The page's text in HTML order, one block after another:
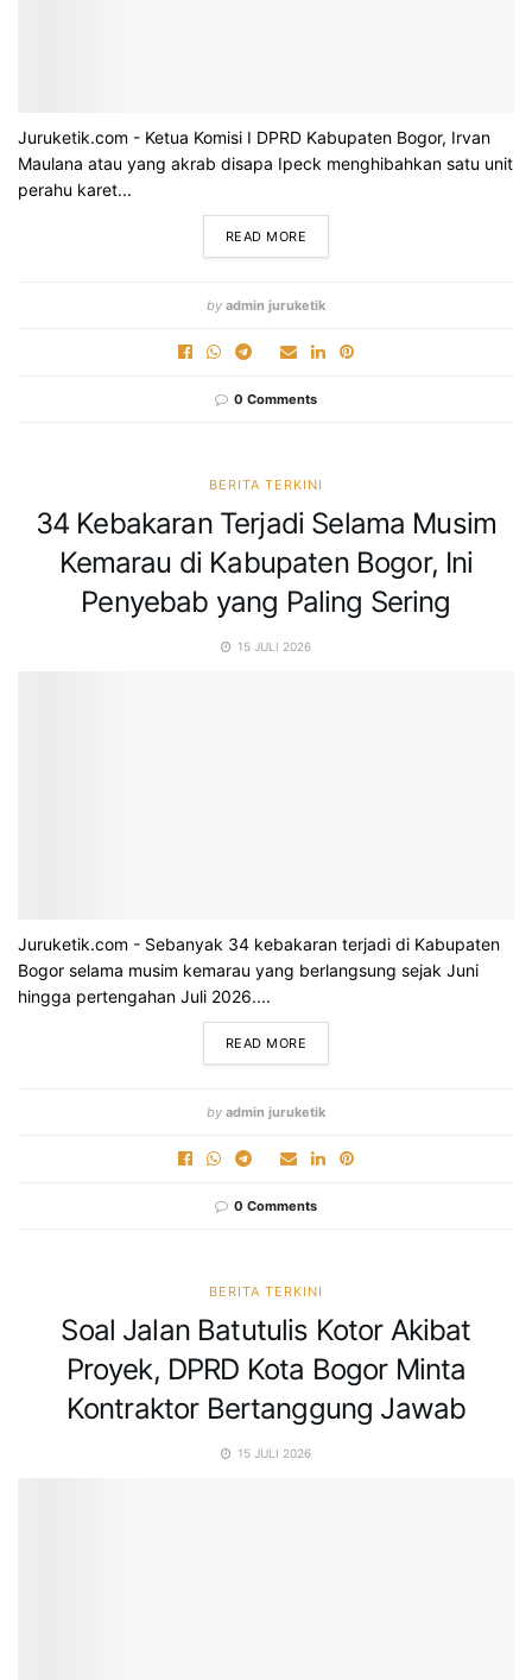
Juruketik.com - Ketua Komisi I DPRD Kabupaten Bogor, Irvan
Maulana atau yang akrab disapa Ipeck menghibahkan satu unit
perahu karet...
READ MORE
by admin juruketik
0 Comments
BERITA TERKINI
34 Kebakaran Terjadi Selama Musim
Kemarau di Kabupaten Bogor, Ini
Penyebab yang Paling Sering
15 JULI 2026
Juruketik.com - Sebanyak 34 kebakaran terjadi di Kabupaten
Bogor selama musim kemarau yang berlangsung sejak Juni
hingga pertengahan Juli 2026....
READ MORE
by admin juruketik
0 Comments
BERITA TERKINI
Soal Jalan Batutulis Kotor Akibat
Proyek, DPRD Kota Bogor Minta
Kontraktor Bertanggung Jawab
15 JULI 2026